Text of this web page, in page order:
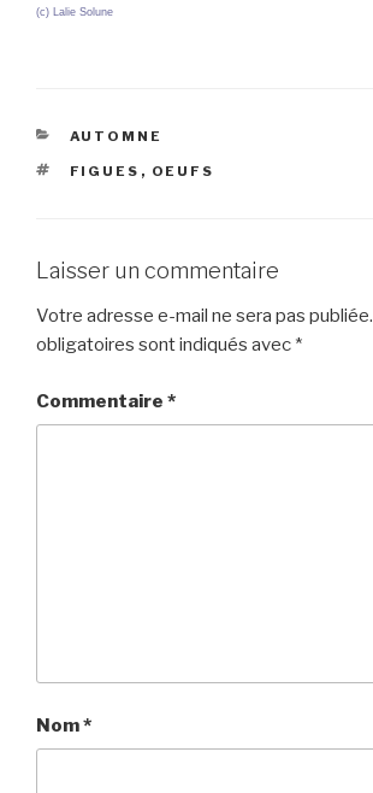
(c) Lalie Solune
CATÉGORIES
AUTOMNE
ÉTIQUETTES
FIGUES , OEUFS
Laisser un commentaire
Votre adresse e-mail ne sera pas publiée.
obligatoires sont indiqués avec *
Commentaire *
Nom*